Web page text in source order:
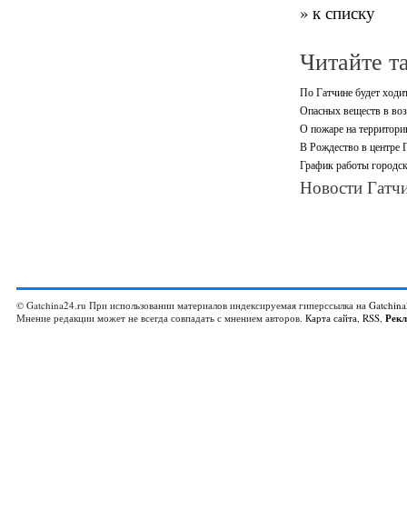
» к списку
Читайте
По Гатчине будет
Опасных веществ в
О пожаре на
В Рождество в центре
График работы
Новости
© Gatchina24.ru При использовании материалов индексируемая гиперссылка на
Мнение редакции может не всегда совпадать с мнением авторов. Карта сайта, RSS,